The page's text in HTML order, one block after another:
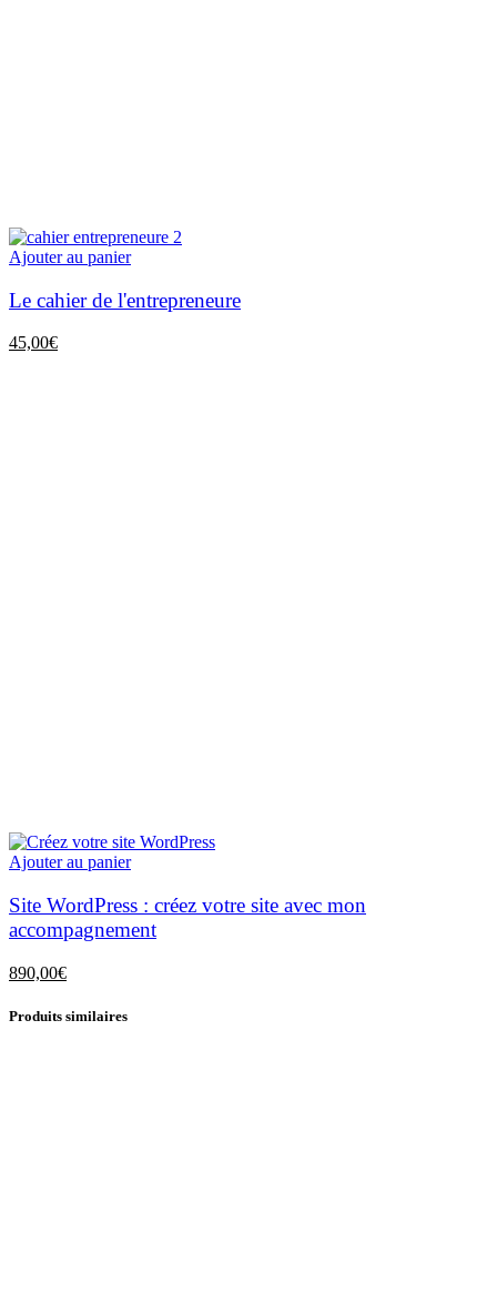
Ajouter au panier
Le cahier de l'entrepreneure
45,00€
Ajouter au panier
Site WordPress : créez votre site avec mon
accompagnement
890,00€
Produits similaires